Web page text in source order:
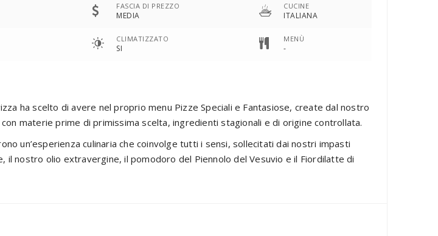
FASCIA DI PREZZO
MEDIA
CUCINE
ITALIANA
CLIMATIZZATO
SI
MENÙ
-
ha scelto di avere nel proprio menu Pizze Speciali e Fantasiose, create dal nostro
materie prime di primissima scelta, ingredienti stagionali e di origine controllata.
un’esperienza culinaria che coinvolge tutti i sensi, sollecitati dai nostri impasti
il nostro olio extravergine, il pomodoro del Piennolo del Vesuvio e il Fiordilatte di